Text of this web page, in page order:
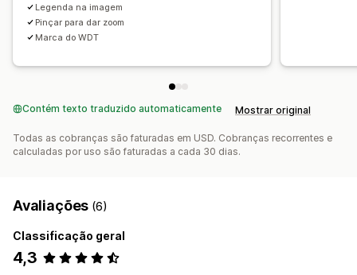
Legenda na imagem
Pinçar para dar zoom
Marca do WDT
Contém texto traduzido automaticamente Mostrar original
Todas as cobranças são faturadas em USD. Cobranças recorrentes e
calculadas por uso são faturadas a cada 30 dias.
Avaliações (6)
Classificação geral
4,3